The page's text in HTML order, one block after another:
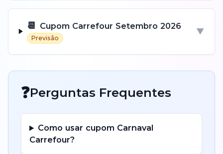
📆 Cupom Carrefour Setembro 2026
Previsão
▼
❓Perguntas Frequentes
Como usar cupom Carnaval
Carrefour?